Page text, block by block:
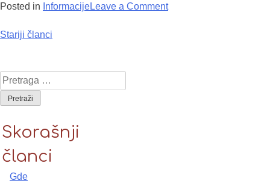
Posted in InformacijeLeave a Commenton Moskva u brojkama
Kretanje
Stariji članci
Skorašnji
članci
Gde